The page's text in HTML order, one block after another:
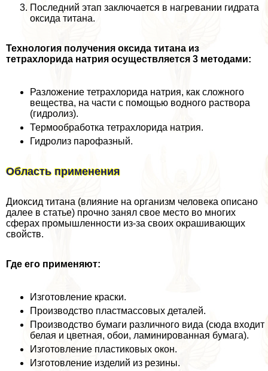
Последний этап заключается в нагревании гидрата
оксида титана.
Технология получения оксида титана из
тетрахлорида натрия осуществляется 3 методами:
Разложение тетрахлорида натрия, как сложного
вещества, на части с помощью водного раствора
(гидролиз).
Термообработка тетрахлорида натрия.
Гидролиз парофазный.
Область применения
Диоксид титана (влияние на организм человека описано
далее в статье) прочно занял свое место во многих
сферах промышленности из-за своих окрашивающих
свойств.
Где его применяют:
Изготовление краски.
Производство пластмассовых деталей.
Производство бумаги различного вида (сюда входит
белая и цветная, обои, ламинированная бумага).
Изготовление пластиковых окон.
Изготовление изделий из резины.